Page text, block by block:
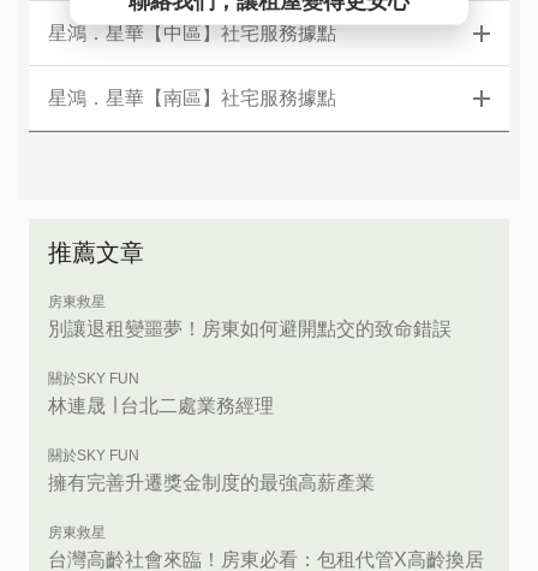
星鴻．星華【中區】社宅服務據點
星鴻．星華【南區】社宅服務據點
推薦文章
房東救星
別讓退租變噩夢！房東如何避開點交的致命錯誤
關於SKY FUN
林連晟 ∣ 台北二處業務經理
關於SKY FUN
擁有完善升遷獎金制度的最強高薪產業
房東救星
台灣高齡社會來臨！房東必看：包租代管X高齡換居